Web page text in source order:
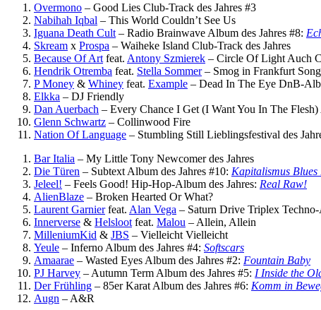
Overmono – Good Lies Club-Track des Jahres #3
Nabihah Iqbal – This World Couldn’t See Us
Iguana Death Cult – Radio Brainwave Album des Jahres #8:
Skream x Prospa – Waiheke Island Club-Track des Jahres
Because Of Art feat. Antony Szmierek – Circle Of Light Auch
Hendrik Otremba feat. Stella Sommer– Smog in Frankfurt
P Money & Whiney feat. Example – Dead In The Eye DnB-
Elkka – DJ Friendly
Dan Auerbach – Every Chance I Get (I Want You In The Flesh)
Glenn Schwartz – Collinwood Fire
Nation Of Language – Stumbling Still Lieblingsfestival des
Bar Italia – My Little Tony Newcomer des Jahres
Die Türen – Subtext Album des Jahres #10: Kapitalismus Blues
Jeleel! – Feels Good! Hip-Hop-Album des Jahres: Real Raw!
AlienBlaze – Broken Hearted Or What?
Laurent Garnierfeat. Alan Vega – Saturn Drive Triplex Techno-
Innerverse & Helsloot feat. Malou – Allein, Allein
MilleniumKid & JBS – Vielleicht Vielleicht
Yeule – Inferno Album des Jahres #4: Softscars
Amaarae – Wasted Eyes Album des Jahres #2: Fountain Baby
PJ Harvey – Autumn Term Album des Jahres #5: I Inside the
Der Frühling – 85er Karat Album des Jahres #6: Komm in
Augn – A&R